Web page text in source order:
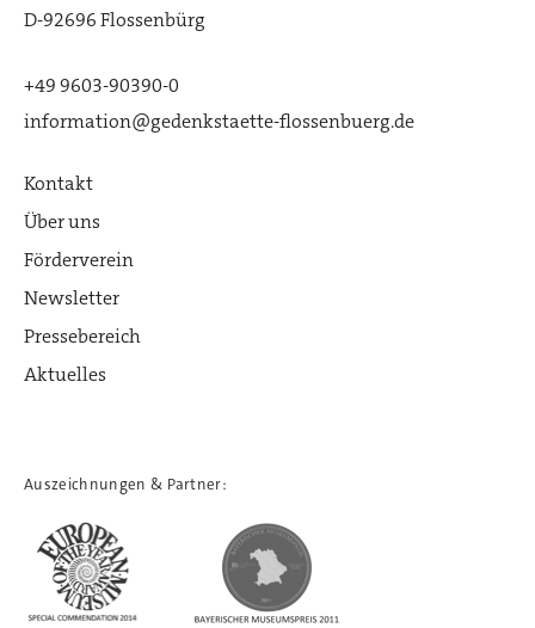
D-92696 Flossenbürg
+49 9603-90390-0
information@gedenkstaette-flossenbuerg.de
Kontakt
Über uns
Förderverein
Newsletter
Pressebereich
Aktuelles
Auszeichnungen & Partner: